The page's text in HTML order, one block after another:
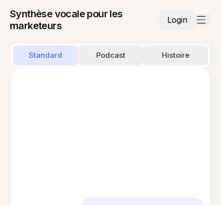
Synthèse vocale pour les
marketeurs
Login
Standard Podcast Histoire